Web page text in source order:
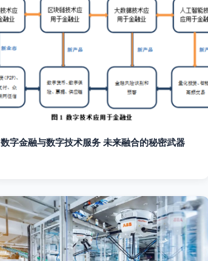
数字金融与数字技术服务 未来融合的秘密武器